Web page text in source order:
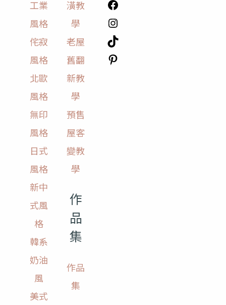
工業
風格
侘寂
風格
北歐
風格
無印
風格
日式
風格
新中
式風
格
韓系
奶油
風
美式
潢教
學
老屋
舊翻
新教
學
預售
屋客
變教
學
作
品
集
作品
集